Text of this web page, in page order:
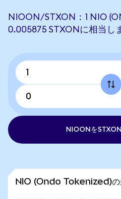
NIOON/STXON：1 NIO
0.005875 STXONに相当し
NIOONを
NIO (Ondo Tokenized)の